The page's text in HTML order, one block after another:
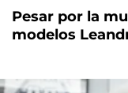
Pesar por la
modelos